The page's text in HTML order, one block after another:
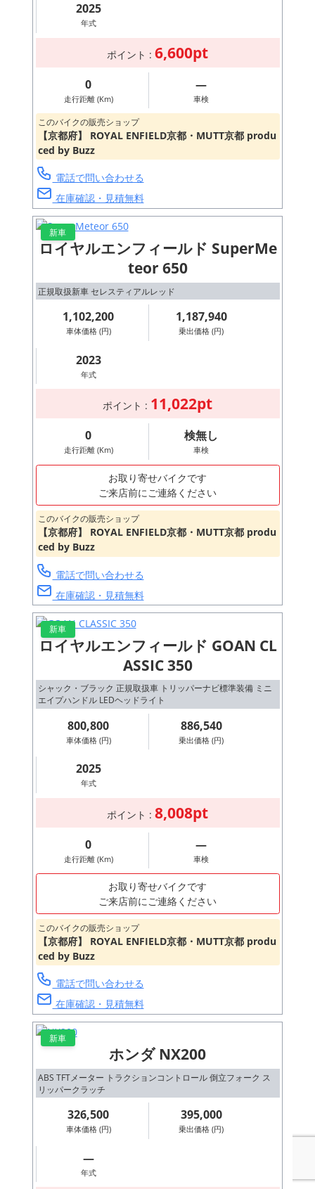
2025
年式
ポイント : 6,600pt
0
走行距離 (Km)
―
車検
このバイクの販売ショップ
【京都府】 ROYAL ENFIELD京都・MUTT京都 produ
ced by Buzz
電話で問い合わせる
在庫確認・見積無料
新車
ロイヤルエンフィールド SuperMe
teor 650
正規取扱新車 セレスティアルレッド
1,102,200
車体価格 (円)
1,187,940
乗出価格 (円)
2023
年式
ポイント : 11,022pt
0
走行距離 (Km)
検無し
車検
お取り寄せバイクです
ご来店前にご連絡ください
このバイクの販売ショップ
【京都府】 ROYAL ENFIELD京都・MUTT京都 produ
ced by Buzz
電話で問い合わせる
在庫確認・見積無料
新車
ロイヤルエンフィールド GOAN CL
ASSIC 350
シャック・ブラック 正規取扱車 トリッパーナビ標準装備 ミニ
エイプハンドル LEDヘッドライト
800,800
車体価格 (円)
886,540
乗出価格 (円)
2025
年式
ポイント : 8,008pt
0
走行距離 (Km)
―
車検
お取り寄せバイクです
ご来店前にご連絡ください
このバイクの販売ショップ
【京都府】 ROYAL ENFIELD京都・MUTT京都 produ
ced by Buzz
電話で問い合わせる
在庫確認・見積無料
新車
ホンダ NX200
ABS TFTメーター トラクションコントロール 倒立フォーク ス
リッパークラッチ
326,500
車体価格 (円)
395,000
乗出価格 (円)
―
年式